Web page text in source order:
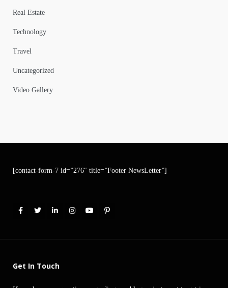
Real Estate
Technology
Travel
Uncategorized
Video Gallery
[contact-form-7 id=”276″ title=”Footer NewsLetter”]
Get In Touch